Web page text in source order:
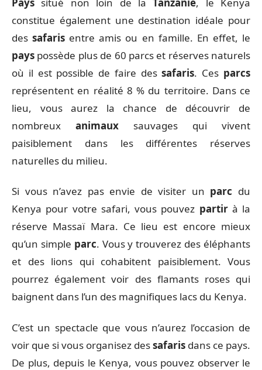
constitue également une destination idéale pour
dessafaris entre amis ou en famille. En effet, le
pays possède plus de 60 parcs et réserves naturels
où il est possible de faire dessafaris. Ces parcs
représentent en réalité 8 % du territoire. Dans ce
lieu, vous aurez la chance de découvrir de
nombreux animaux sauvages qui vivent
paisiblement dans les différentes réserves
naturelles du milieu.
Si vous n’avez pas envie de visiter un parc du
Kenya pour votre safari, vous pouvez partirà la
réserve Massaï Mara. Ce lieu est encore mieux
qu’un simple parc. Vous y trouverez des éléphants
et des lions qui cohabitent paisiblement. Vous
pourrez également voir des flamants roses qui
baignent dans l’un des magnifiques lacs du Kenya.
C’est un spectacle que vous n’aurez l’occasion de
voir que si vous organisez dessafaris dans ce pays.
De plus, depuis le Kenya, vous pouvez observer le